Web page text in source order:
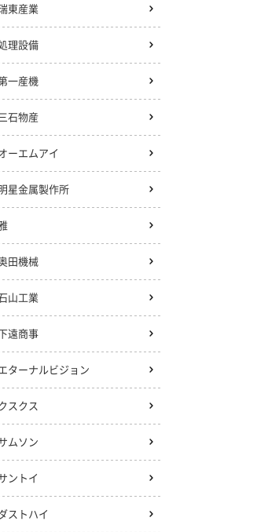
東産業
理設備
一産機
石物産
ーエムアイ
星金属製作所
田機械
山工業
遠商事
ターナルビジョン
スクス
ムソン
ントイ
ストハイ